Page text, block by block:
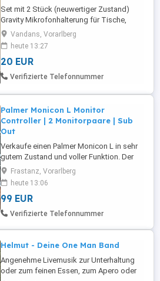
Set mit 2 Stück (neuwertiger Zustand)
Gravity Mikrofonhalterung für Tische,
Pulte etc. 3 8" Gewinde Stellschraube mit
Kunststoffkappe Stahl mit schwarzer
Pulverbeschichtung Für Plattenstärken bis
zu 45 mm Zusätzlich 2 Stk. robuste
Stahlverlängerung mit 3 8" Gewinde, 100
Vandans, Vorarlberg
heute 13:27
20 EUR
Verifizierte Telefonnummer
Palmer Monicon L Monitor
Controller | 2 Monitorpaare | Sub
Out
Verkaufe einen Palmer Monicon L in sehr
gutem Zustand und voller Funktion. Der
Monicon L wurde im Homestudio
hauptsächlich zum Umschalten zwischen
zwei verschiedenen Monitorpaaren
genutzt. Durch den direkten A B-Vergleich
lässt sich ein Mix schnell und objektiv
oder ...
Frastanz, Vorarlberg
heute 13:06
99 EUR
Verifizierte Telefonnummer
Helmut - Deine One Man Band
Angenehme Livemusik zur Unterhaltung
oder zum feinen Essen, zum Apero oder